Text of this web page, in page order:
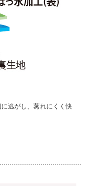
逃がし、蒸れにくく快